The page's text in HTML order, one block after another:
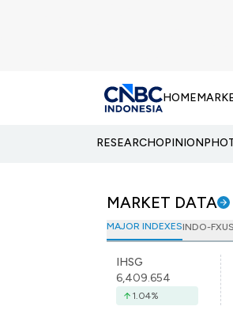
HOME
RESEARCHOPINION
MARKET DATA
MAJOR INDEXESINDO-FX
IHSG
6,409.654
1.04%